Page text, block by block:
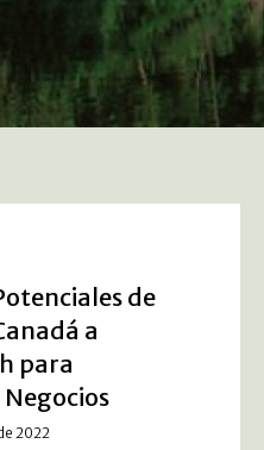
de
a
para
2022